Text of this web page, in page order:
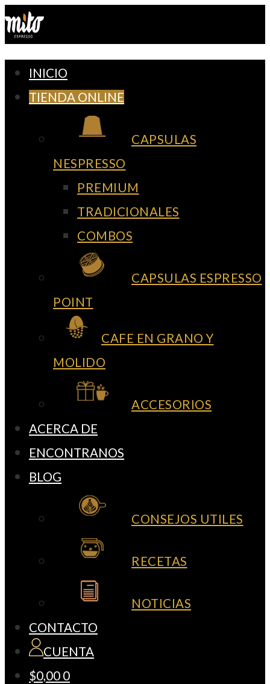
Ir
al
contenido
INICIO
TIENDA ONLINE
CAPSULAS
NESPRESSO
PREMIUM
TRADICIONALES
COMBOS
CAPSULAS ESPRESSO
POINT
CAFE EN GRANO Y
MOLIDO
ACCESORIOS
ACERCA DE
ENCONTRANOS
BLOG
CONSEJOS UTILES
RECETAS
NOTICIAS
CONTACTO
CUENTA
$0,00 0